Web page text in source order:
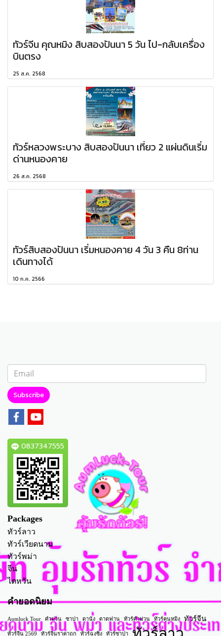
ทัวร์จีน คุณหมิง สิบสองปันนา 5 วัน ไป-กลับเครื่อง
บินตรง
25 ส.ค. 2568
ทัวร์หลวงพระบาง สิบสองปันนา เที่ยว 2 แผ่นดินเริ่ม
ด่านหนองคาย
26 ส.ค. 2568
ทัวร์สิบสองปันนา เริ่มหนองคาย 4 วัน 3 คืน 8ท่าน
เดินทางได้
10 ก.ค. 2566
Subscribe
0837347555
Packages
ทัวร์ลาว
ทัวร์เวียดนาม
ทัวร์พม่า
จีน
ไตหวัน
คำยอดนิยม
Aumluck Tour คำม่วน ซาปา ดานัง ตาดฟาน ทัวร์คำม่วน ทัวร์คุนหมิง ทัวร์จีน
ทัวร์จีน 2569 ทัวร์จีนราคาถูก ทัวร์ฉงชิ่ง ทัวร์ซาปา